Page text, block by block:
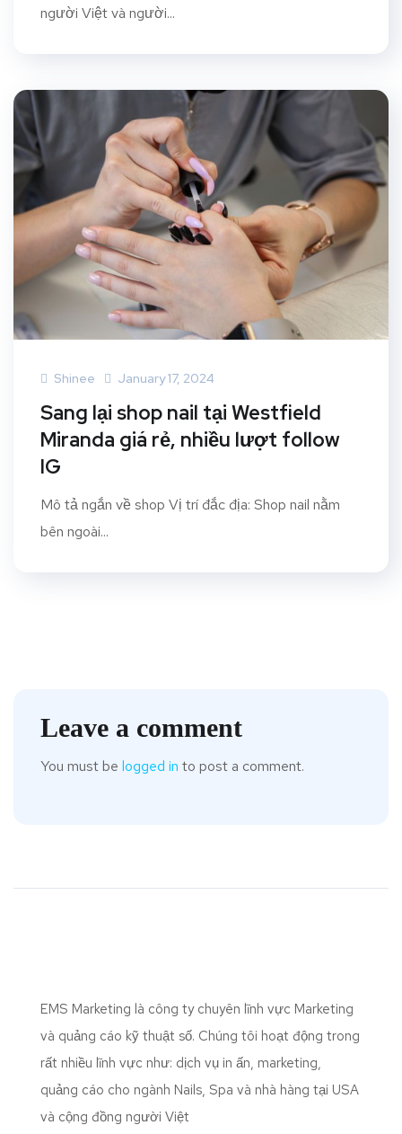
người Việt và người...
Shinee January 17, 2024
Sang lại shop nail tại Westfield
Miranda giá rẻ, nhiều lượt follow
IG
Mô tả ngắn về shop Vị trí đắc địa: Shop nail nằm
bên ngoài...
Leave a comment
You must be logged in to post a comment.
EMS Marketing là công ty chuyên lĩnh vực Marketing
và quảng cáo kỹ thuật số. Chúng tôi hoạt động trong
rất nhiều lĩnh vực như: dịch vụ in ấn, marketing,
quảng cáo cho ngành Nails, Spa và nhà hàng tại USA
và cộng đồng người Việt